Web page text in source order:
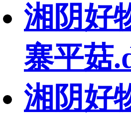
湘阴好
寨平菇
湘阴好